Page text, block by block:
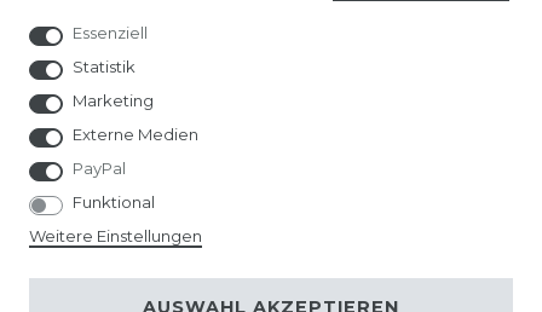
© Copyright 2026 | Alle Rechte vorbehalten.
Essenziell
Statistik
Marketing
Externe Medien
PayPal
Funktional
Weitere Einstellungen
AUSWAHL AKZEPTIEREN